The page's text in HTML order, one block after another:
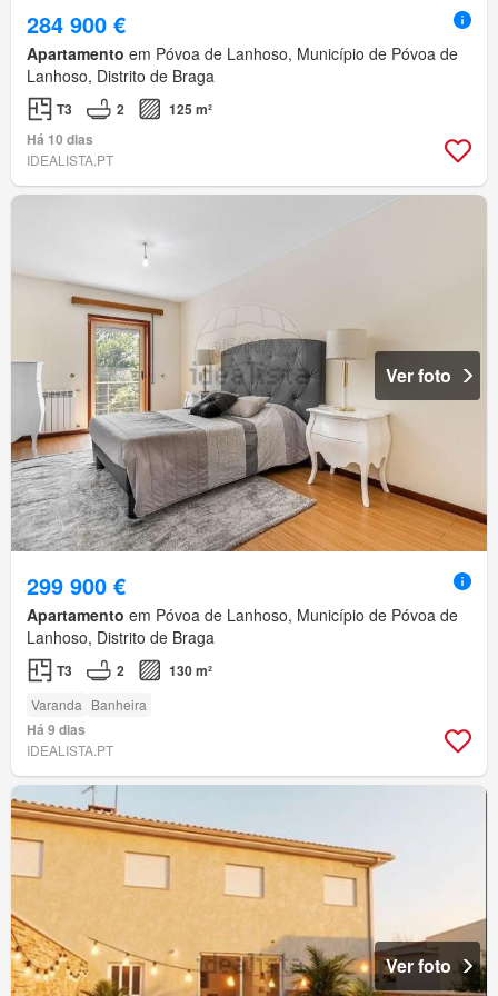
284 900 €
Apartamento em Póvoa de Lanhoso, Município de Póvoa de
Lanhoso, Distrito de Braga
T3 2
125 m²
Há 10 dias
IDEALISTA.PT
Ver foto
299 900 €
Apartamento em Póvoa de Lanhoso, Município de Póvoa de
Lanhoso, Distrito de Braga
T3 2 130 m²
Varanda Banheira
Há 9 dias
IDEALISTA.PT
Ver foto